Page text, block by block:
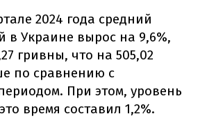
2024 года средний
в Украине вырос на 9,6%,
гривны, что на 505,02
по сравнению с
При этом, уровень
время составил 1,2%.